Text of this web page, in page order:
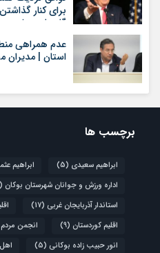
برای کنار
گام‌های بیشتری
عدم همراهی
استان |
برچسب ها
ابراهیم سعیدی (5) ابراهیم
اداره ورزش و جوانان شهرستان بوکان (6)
استاندار آذربایجان غربی (17)
اقلیم کوردستان (9) انجمن
انور حبیب زاده بوکانی (5)